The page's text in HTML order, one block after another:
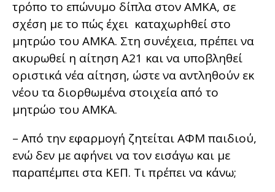
τρόπο το επώνυμο δίπλα στον ΑΜΚΑ, σε
σχέση με το πώς έχει καταχωρhθεί στο
μητρώο του ΑΜΚΑ. Στη συνέχεια, πρέπει να
ακυρωθεί η αίτηση Α21 και να υποβληθεί
οριστικά νέα αίτηση, ώστε να αντληθούν εκ
νέου τα διορθωμένα στοιχεία από το
μητρώο του ΑΜΚΑ.
– Από την εφαρμογή ζητείται ΑΦΜ παιδιού,
ενώ δεν με αφήνει να τον εισάγω και με
παραπέμπει στα ΚΕΠ. Τι πρέπει να κάνω;